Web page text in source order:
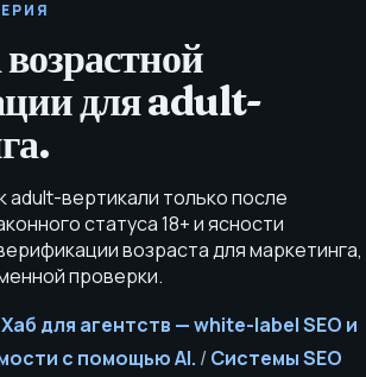
для adult-
adult-вертикали только после
статуса 18+ и ясности
возраста для маркетинга,
проверки.
Хаб для агентств — white-label SEO и
с помощью AI. / Системы SEO